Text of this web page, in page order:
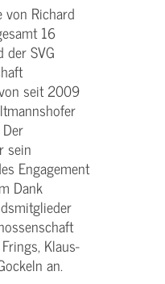
Richard
16
SVG
seit 2009
sein
Engagement
Dank
Klaus-
an.